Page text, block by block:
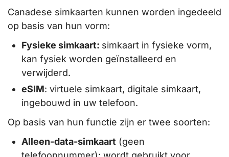
Canadese simkaarten kunnen worden ingedeeld
op basis van hun vorm:
Fysieke simkaart: simkaart in fysieke vorm,
kan fysiek worden geïnstalleerd en
verwijderd.
eSIM: virtuele simkaart, digitale simkaart,
ingebouwd in uw telefoon.
Op basis van hun functie zijn er twee soorten:
Alleen-data-simkaart (geen